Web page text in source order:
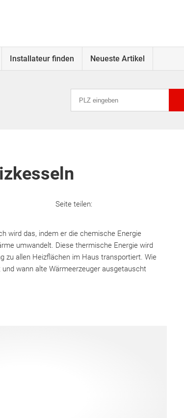
Installateur finden Neueste Artikel
Seite teilen:
wird das, indem er die chemische Energie
umwandelt. Diese thermische Energie wird
zu allen Heizflächen im Haus transportiert. Wie
wann alte Wärmeerzeuger ausgetauscht